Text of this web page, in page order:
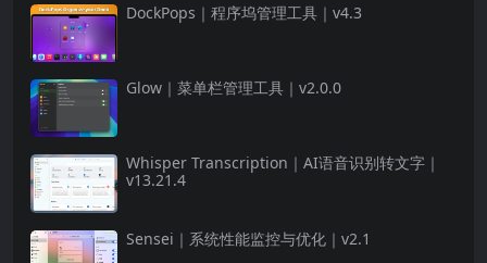
DockPops｜程序坞管理工具｜v4.3
Glow｜菜单栏管理工具｜v2.0.0
Whisper Transcription｜AI语音识别转文字｜
v13.21.4
Sensei｜系统性能监控与优化｜v2.1